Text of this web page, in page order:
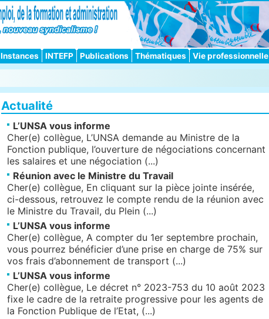
Instances INTEFP Publications Thématiques Vie professionnelle
Actualité
L’UNSA vous informe
Cher(e) collègue, L’UNSA demande au Ministre de la
Fonction publique, l’ouverture de négociations concernant
les salaires et une négociation (...)
Réunion avec le Ministre du Travail
Cher(e) collègue, En cliquant sur la pièce jointe insérée,
ci-dessous, retrouvez le compte rendu de la réunion avec
le Ministre du Travail, du Plein (...)
L’UNSA vous informe
Cher(e) collègue, A compter du 1er septembre prochain,
vous pourrez bénéficier d’une prise en charge de 75% sur
vos frais d’abonnement de transport (...)
L’UNSA vous informe
Cher(e) collègue, Le décret n° 2023-753 du 10 août 2023
fixe le cadre de la retraite progressive pour les agents de
la Fonction Publique de l’Etat, (...)